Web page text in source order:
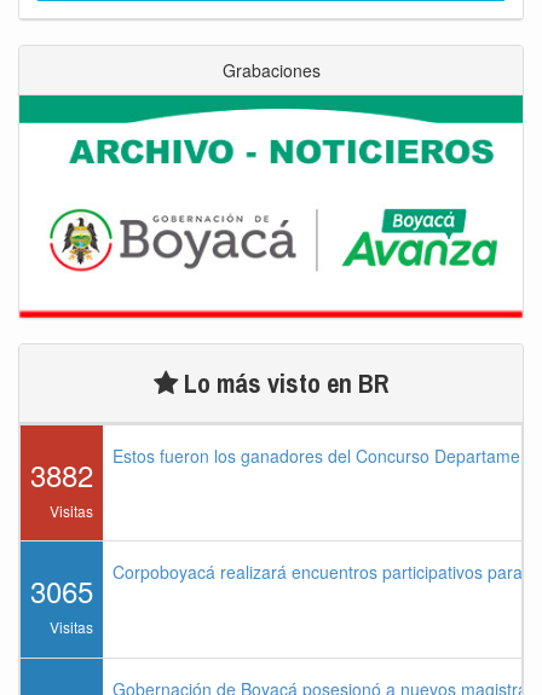
Grabaciones
Lo más visto en BR
3882
Visitas
Estos fueron los ganadores del Concurso
3065
Visitas
Corpoboyacá realizará encuentros participativos para
Gobernación de Boyacá posesionó a nuevos